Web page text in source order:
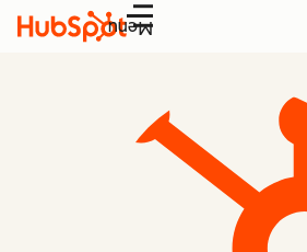
Menu